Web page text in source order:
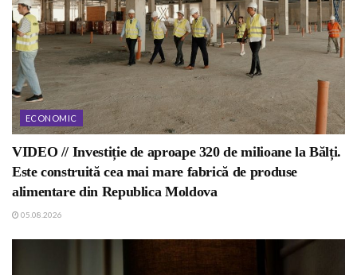
ECONOMIC
VIDEO // Investiție de aproape 320 de milioane la Bălți.
Este construită cea mai mare fabrică de produse
alimentare din Republica Moldova
05.08.2026